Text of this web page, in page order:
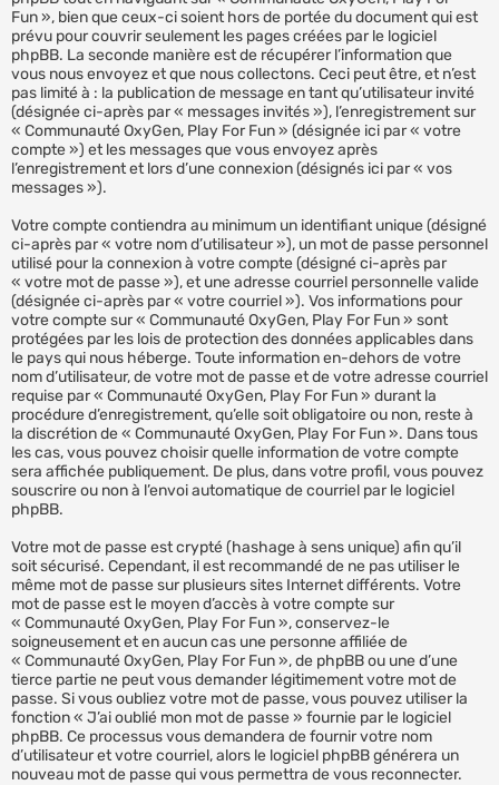
Fun », bien que ceux-ci soient hors de portée du document qui est
prévu pour couvrir seulement les pages créées par le logiciel
phpBB. La seconde manière est de récupérer l’information que
vous nous envoyez et que nous collectons. Ceci peut être, et n’est
pas limité à : la publication de message en tant qu’utilisateur invité
(désignée ci-après par « messages invités »), l’enregistrement sur
« Communauté OxyGen, Play For Fun » (désignée ici par « votre
compte ») et les messages que vous envoyez après
l’enregistrement et lors d’une connexion (désignés ici par « vos
messages »).
Votre compte contiendra au minimum un identifiant unique (désigné
ci-après par « votre nom d’utilisateur »), un mot de passe personnel
utilisé pour la connexion à votre compte (désigné ci-après par
« votre mot de passe »), et une adresse courriel personnelle valide
(désignée ci-après par « votre courriel »). Vos informations pour
votre compte sur « Communauté OxyGen, Play For Fun » sont
protégées par les lois de protection des données applicables dans
le pays qui nous héberge. Toute information en-dehors de votre
nom d’utilisateur, de votre mot de passe et de votre adresse courriel
requise par « Communauté OxyGen, Play For Fun » durant la
procédure d’enregistrement, qu’elle soit obligatoire ou non, reste à
la discrétion de « Communauté OxyGen, Play For Fun ». Dans tous
les cas, vous pouvez choisir quelle information de votre compte
sera affichée publiquement. De plus, dans votre profil, vous pouvez
souscrire ou non à l’envoi automatique de courriel par le logiciel
phpBB.
Votre mot de passe est crypté (hashage à sens unique) afin qu’il
soit sécurisé. Cependant, il est recommandé de ne pas utiliser le
même mot de passe sur plusieurs sites Internet différents. Votre
mot de passe est le moyen d’accès à votre compte sur
« Communauté OxyGen, Play For Fun », conservez-le
soigneusement et en aucun cas une personne affiliée de
« Communauté OxyGen, Play For Fun », de phpBB ou une d’une
tierce partie ne peut vous demander légitimement votre mot de
passe. Si vous oubliez votre mot de passe, vous pouvez utiliser la
fonction « J’ai oublié mon mot de passe » fournie par le logiciel
phpBB. Ce processus vous demandera de fournir votre nom
d’utilisateur et votre courriel, alors le logiciel phpBB générera un
nouveau mot de passe qui vous permettra de vous reconnecter.